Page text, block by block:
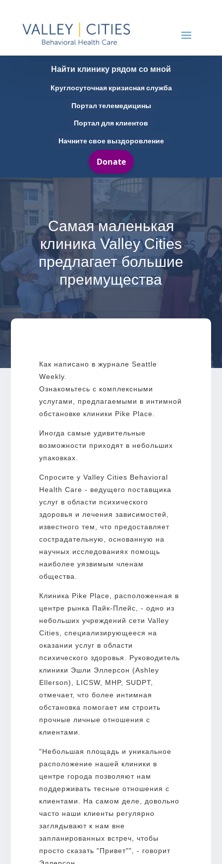
Найти клинику рядом со мной
Круглосуточная кризисная служба
Портал телемедицины
Портал для клиентов
Начните свое выздоровление
Самая маленькая
клиника Valley Cities
предлагает большие
преимущества
Как написано в журнале Seattle
Weekly.
Ознакомьтесь с комплексными
услугами, предлагаемыми в интимной
обстановке клиники Pike Place.
Иногда самые удивительные
возможности приходят в небольших
упаковках.
Спросите у Valley Cities Behavioral
Health Care - ведущего поставщика
услуг в области психического
здоровья и лечения зависимостей,
известного тем, что предоставляет
сострадательную, основанную на
научных исследованиях помощь
наиболее уязвимым членам
общества.
Клиника Pike Place, расположенная в
центре рынка Пайк-Плейс, - одно из
небольших учреждений сети Valley
Cities, специализирующееся на
оказании услуг в области
психического здоровья. Руководитель
клиники Эшли Эллерсон (Ashley
Ellerson), LICSW, MHP, SUDPT,
отмечает, что более интимная
обстановка помогает им строить
прочные личные отношения с
клиентами.
"Небольшая площадь и уникальное
расположение нашей клиники в
центре города позволяют нам
поддерживать тесные отношения с
клиентами. На самом деле, довольно
часто наши клиенты регулярно
заглядывают к нам вне
запланированных встреч, чтобы
просто сказать "Привет"", - говорит